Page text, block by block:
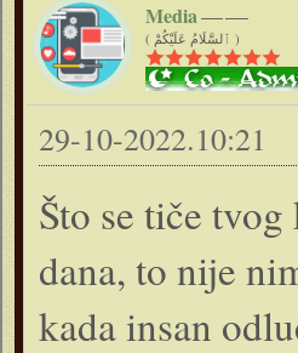
Media
( ٱلسَّلَامُ عَلَيْكُمْ )
29-10-2022.10:21
Što se tiče
dana, to nije
kada insan